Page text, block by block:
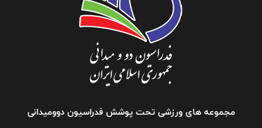
مجموعه های ورزشی تحت پوشش فدراسیون دوومیدانی